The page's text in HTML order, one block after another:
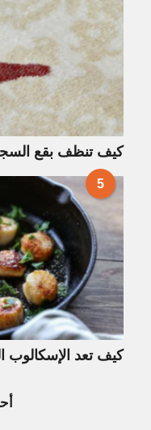
كيف تنظف بقع
5
كيف تعد الإسكالوب